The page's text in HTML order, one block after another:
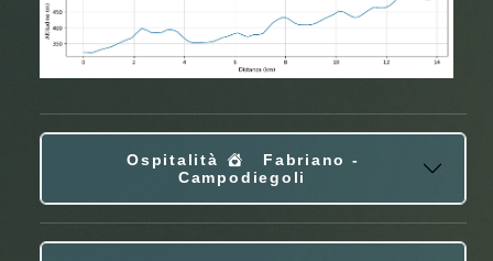
Ospitalità
Campodiegoli